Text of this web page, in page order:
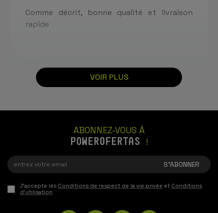
Comme décrit, bonne qualité et livraison
rapide
Teixeira
22/09/2022
de haute qualité à un prix très abordable.
Pereira
06/09/2022
Bracelet de très bonne qualité, super
VOIR PLUS
ABONNEZ-VOUS À
POWEROFERTAS !
J'accepte les Conditions de respect de la vie privée et Conditions
d'utilisation